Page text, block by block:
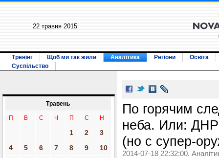
22 травня 2015
Тренінг Щоб ми так жили Аналітика Регіони
Освіта
Суспільство
Травень
П В С Ч П С Н
1 2
3
4
5 6 7 8 9
10
По горячим
неба. Или: ДНР
(но с супер-
2014-07-18 22:32:00.